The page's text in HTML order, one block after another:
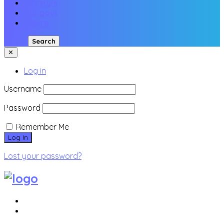
Search
✕
Log in
Username
Password
Remember Me
Lost your password?